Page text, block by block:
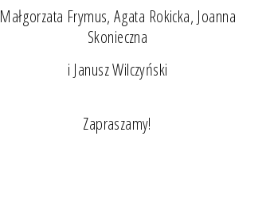
Małgorzata Frymus, Agata Rokicka, Joanna
Skonieczna
i Janusz Wilczyński
Zapraszamy!